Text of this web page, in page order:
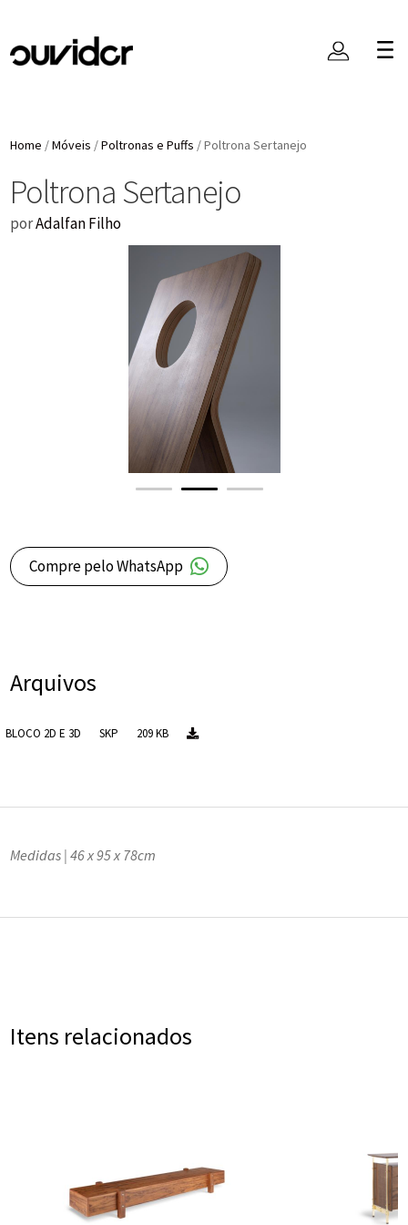
Home /Móveis /Poltronas e Puffs /Poltrona Sertanejo
Poltrona Sertanejo
porAdalfan Filho
Compre pelo WhatsApp
Arquivos
BLOCO 2D E 3D SKP 209 KB
Medidas | 46 x 95 x 78cm​
Itens relacionados